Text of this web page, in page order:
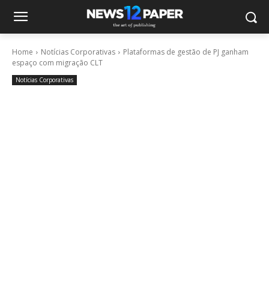
Home Notícias Corporativas
Plataformas de gestão de PJ ganham
espaço com migração CLT
Notícias Corporativas